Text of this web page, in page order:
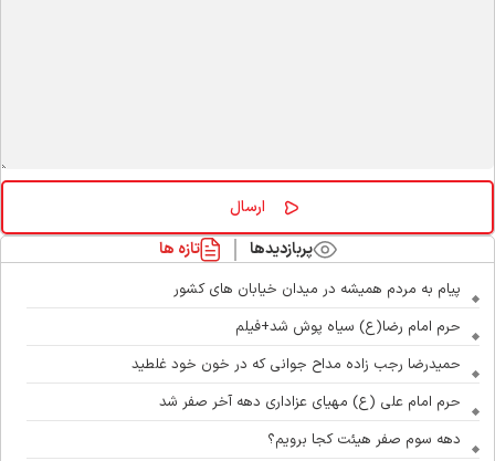
پربازدیدها تازه ها
پیام به مردم همیشه در میدان خیابان های کشور
حرم امام رضا(ع) سیاه پوش شد+فیلم
حمیدرضا رجب زاده مداح جوانی که در خون خود غلطید
حرم امام علی (ع) مهیای عزاداری دهه آخر صفر شد
دهه سوم صفر هیئت کجا برویم؟